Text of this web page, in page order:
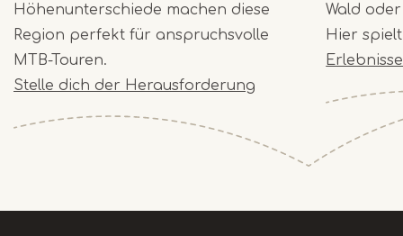
Höhenunterschiede machen diese
Region perfekt für anspruchsvolle
MTB-Touren.
Stelle dich der Herausforderung
Wald
Hier